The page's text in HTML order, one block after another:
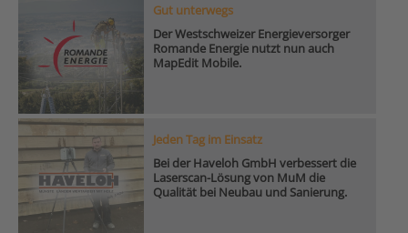
Gut unterwegs
Der Westschweizer Energieversorger
Romande Energie nutzt nun auch
MapEdit Mobile.
Jeden Tag im Einsatz
Bei der Haveloh GmbH verbessert die
Laserscan-Lösung von MuM die
Qualität bei Neubau und Sanierung.